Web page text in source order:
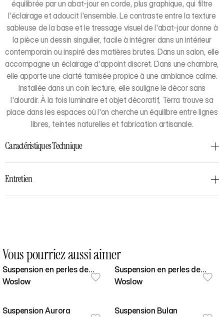
équilibrée par un abat-jour en corde, plus graphique, qui filtre
l'éclairage et adoucit l'ensemble. Le contraste entre la texture
sableuse de la base et le tressage visuel de l'abat-jour donne à
la pièce un dessin singulier, facile à intégrer dans un intérieur
contemporain ou inspiré des matières brutes. Dans un salon, elle
accompagne un éclairage d'appoint discret. Dans une chambre,
elle apporte une clarté tamisée propice à une ambiance calme.
Installée dans un coin lecture, elle souligne le décor sans
l'alourdir. À la fois luminaire et objet décoratif, Terra trouve sa
place dans les espaces où l'on cherche un équilibre entre lignes
libres, teintes naturelles et fabrication artisanale.
Caractéristiques Technique
Entretien
Vous pourriez aussi aimer
Suspension en perles de
caféier
Woslow
Suspension en perles de
caféier
Woslow
Suspension Aurora
Suspension Bulan